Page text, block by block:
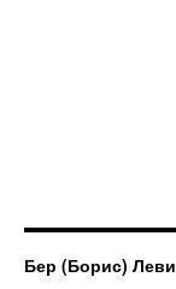
Бер (Борис)